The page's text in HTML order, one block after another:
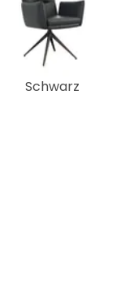
Schwarz